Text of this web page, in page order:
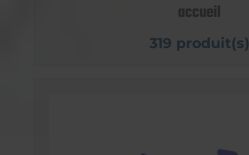
accueil
319 produit(s)